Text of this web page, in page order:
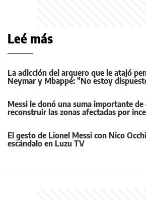
Leé más
La adicción del arquero que le atajó
Neymar y Mbappé: "No estoy
Messi le donó una suma importante
reconstruir las zonas afectadas por
El gesto de Lionel Messi con Nico
escándalo en Luzu TV